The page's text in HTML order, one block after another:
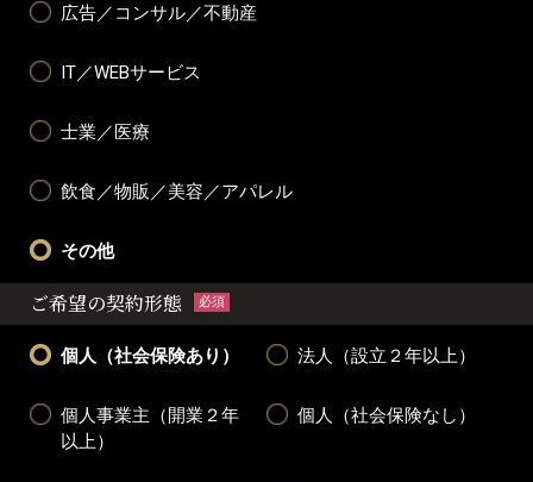
広告／コンサル／不動産
IT／WEBサービス
士業／医療
飲食／物販／美容／アパレル
その他
ご希望の契約形態 必須
個人（社会保険あり） 法人（設立２年以上）
個人事業主（開業２年
以上）
個人（社会保険なし）